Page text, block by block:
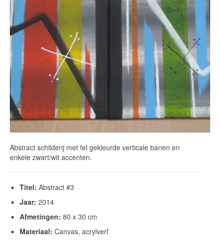
Abstract schilderij met fel gekleurde verticale banen en
enkele zwart/wit accenten.
Titel: Abstract #3
Jaar: 2014
Afmetingen: 80 x 30 cm
Materiaal: Canvas, acrylverf